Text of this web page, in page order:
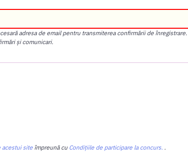
adresa de email pentru transmiterea confirmării de
și comunicari.
acestui site împreună cu Condițiile de participare la concurs. .